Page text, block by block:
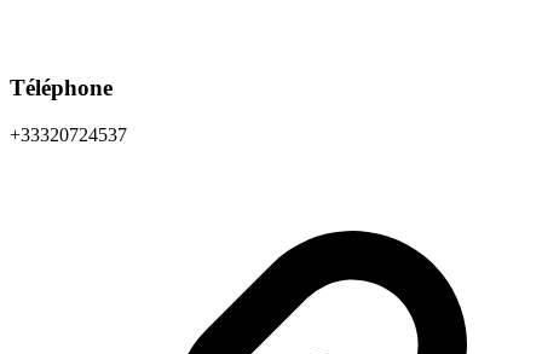
Téléphone
+33320724537